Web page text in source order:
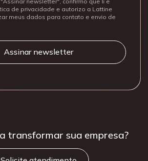
de privacidade e autorizo a Lattine
meus dados para contato e envio de
transformar sua empresa?